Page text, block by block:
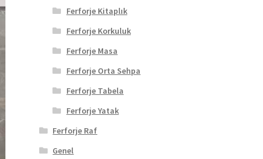
Ferforje Kitaplık
Ferforje Korkuluk
Ferforje Masa
Ferforje Orta Sehpa
Ferforje Tabela
Ferforje Yatak
Ferforje Raf
Genel